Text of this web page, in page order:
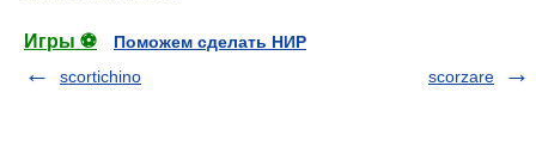
Игры ⚽
Поможем сделать НИР
scortichino
scorzare